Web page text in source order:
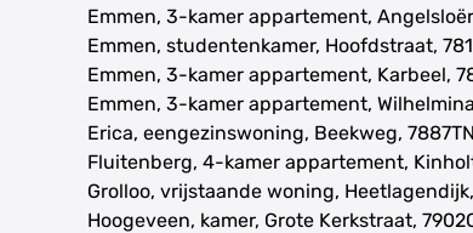
Emmen, 3-kamer appartement,
Emmen, studentenkamer, Hoofdstraat,
Emmen, 3-kamer appartement, Karbeel,
Emmen, 3-kamer appartement,
Erica, eengezinswoning, Beekweg, 7887TN
Fluitenberg, 4-kamer appartement,
Grolloo, vrijstaande woning,
Hoogeveen, kamer, Grote Kerkstraat,